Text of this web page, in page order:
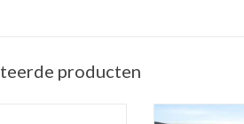
producten